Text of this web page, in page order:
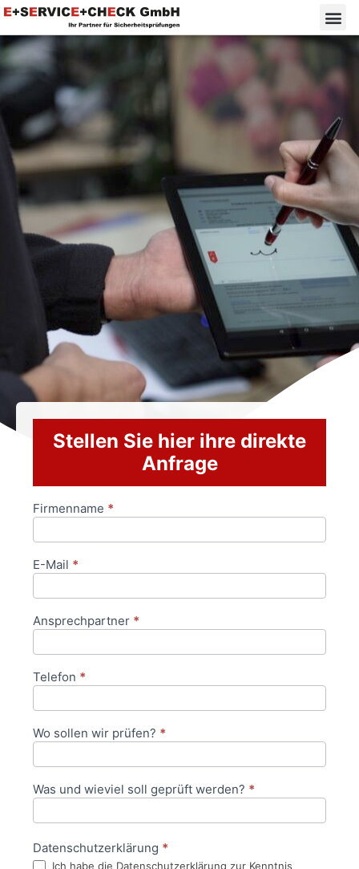
Stellen Sie hier ihre direkte
Anfrage
Anfrageformular
Firmenname *
E-Mail *
Ansprechpartner *
Telefon *
Wo sollen wir prüfen? *
Was und wieviel soll geprüft werden? *
Datenschutzerklärung *
Ich habe die Datenschutzerklärung zur Kenntnis